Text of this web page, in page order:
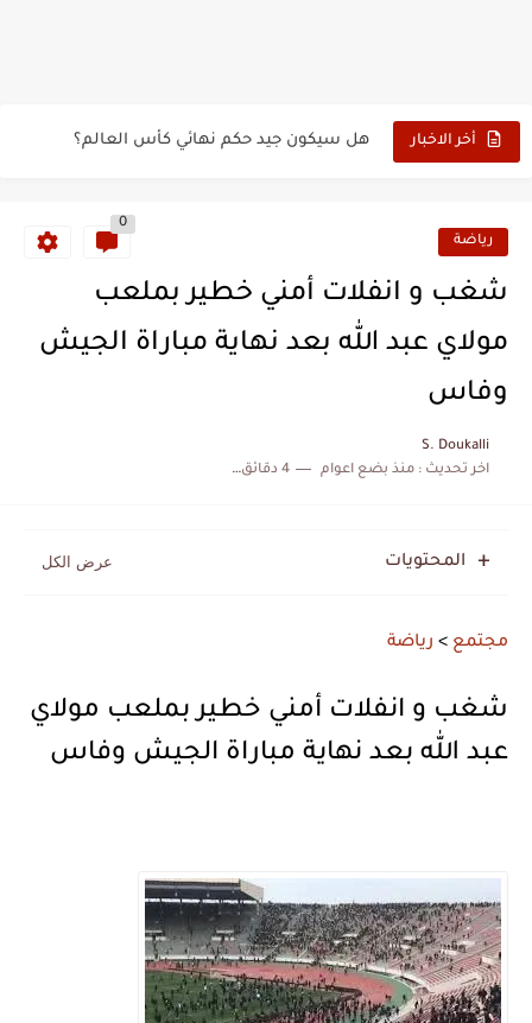
أخر الاخبار
هل سيكون جيد حكم نهائي كأس العالم؟
الحرب الهولندية المغربية (1775-1777)
زيارة الحسن الثاني الى الجزائر سنة 1963
رياضة
0
شغب و انفلات أمني خطير بملعب
مولاي عبد الله بعد نهاية مباراة الجيش
وفاس
S. Doukalli
اخر تحديث :منذ بضع اعوام 4 دقائق للقراءة
المحتويات
مجتمع > رياضة
شغب و انفلات أمني خطير بملعب مولاي
عبد الله بعد نهاية مباراة الجيش وفاس